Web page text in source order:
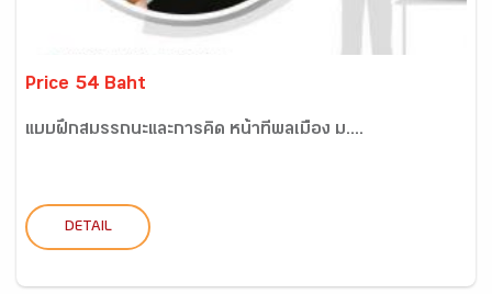
Price 54 Baht
แบบฝึกสมรรถนะและการคิด หน้าที่พลเมือง ม....
DETAIL